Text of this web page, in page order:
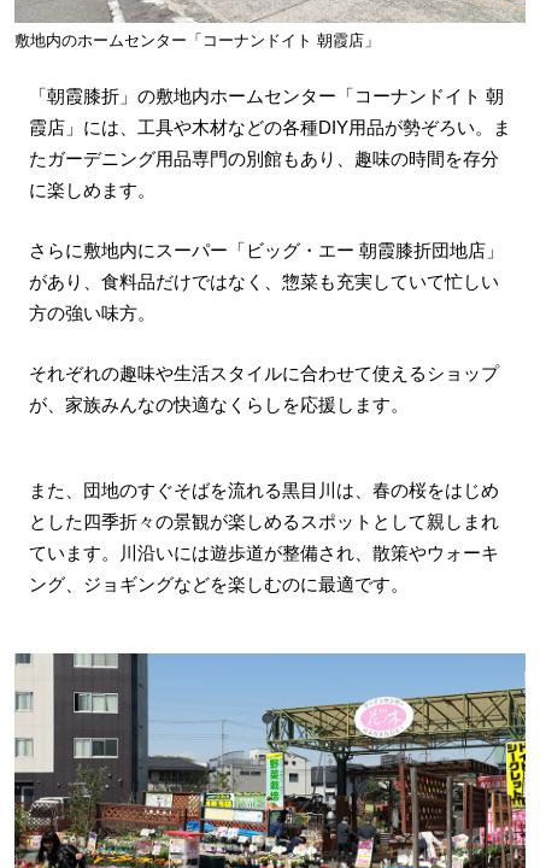
敷地内のホームセンター「コーナンドイト 朝霞店」
「朝霞膝折」の敷地内ホームセンター「コーナンドイト 朝
霞店」には、工具や木材などの各種DIY用品が勢ぞろい。ま
たガーデニング用品専門の別館もあり、趣味の時間を存分
に楽しめます。
さらに敷地内にスーパー「ビッグ・エー 朝霞膝折団地店」
があり、食料品だけではなく、惣菜も充実していて忙しい
方の強い味方。
それぞれの趣味や生活スタイルに合わせて使えるショップ
が、家族みんなの快適なくらしを応援します。
また、団地のすぐそばを流れる黒目川は、春の桜をはじめ
とした四季折々の景観が楽しめるスポットとして親しまれ
ています。川沿いには遊歩道が整備され、散策やウォーキ
ング、ジョギングなどを楽しむのに最適です。